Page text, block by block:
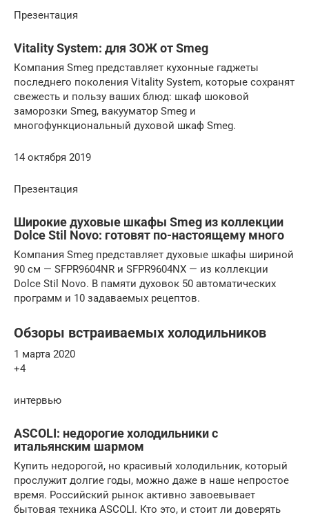
Презентация
Vitality System: для ЗОЖ от Smeg
Компания Smeg представляет кухонные гаджеты
последнего поколения Vitality System, которые сохранят
свежесть и пользу ваших блюд: шкаф шоковой
заморозки Smeg, вакууматор Smeg и
многофункциональный духовой шкаф Smeg.
14 октября 2019
Презентация
Широкие духовые шкафы Smeg из коллекции
Dolce Stil Novo: готовят по-настоящему много
Компания Smeg представляет духовые шкафы шириной
90 см — SFPR9604NR и SFPR9604NX — из коллекции
Dolce Stil Novo. В памяти духовок 50 автоматических
программ и 10 задаваемых рецептов.
Обзоры встраиваемых холодильников
1 марта 2020
+4
интервью
АSCOLI: недорогие холодильники с
итальянским шармом
Купить недорогой, но красивый холодильник, который
прослужит долгие годы, можно даже в наше непростое
время. Российский рынок активно завоевывает
бытовая техника АSCOLI. Кто это, и стоит ли доверять